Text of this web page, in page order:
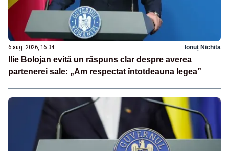
6 aug. 2026, 16:34 Ionuț Nichita
Ilie Bolojan evită un răspuns clar despre averea
partenerei sale: „Am respectat întotdeauna legea”